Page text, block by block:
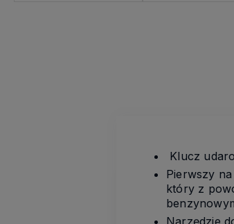
Klucz
Pierwszy
który z
Narzędzie